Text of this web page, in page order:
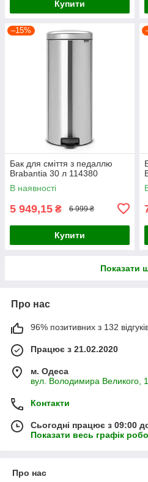
Купити
–15%
Бак для сміття з педаллю
Brabantia 30 л 114380
В наявності
5 949,15 ₴ 6 999 ₴
Купити
Показати
Про нас
96% позитивних з 132
Працює з 21.02.2020
м. Одеса
вул. Володимира Великого,
Контакти
Сьогодні працює з 09:00
Показати весь графік
Про нас